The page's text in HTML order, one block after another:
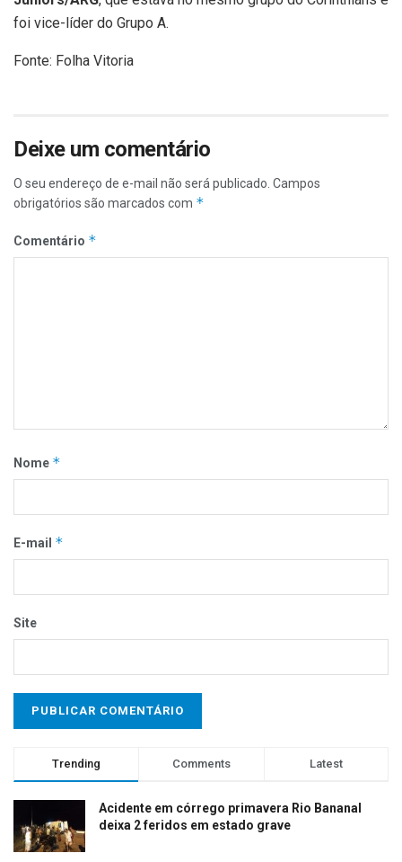
foi vice-líder do Grupo A.
Fonte: Folha Vitoria
Deixe um comentário
O seu endereço de e-mail não será publicado. Campos
obrigatórios são marcados com *
Comentário *
Nome *
E-mail *
Site
Trending Comments Latest
Acidente em córrego primavera Rio Bananal
deixa 2 feridos em estado grave